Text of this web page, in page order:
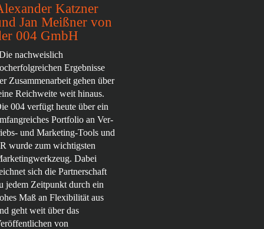
Katzner
Jan Meißner von
004 GmbH
nachweislich
Ergebnisse
Zusammenarbeit gehen über
Reichweite weit hinaus.
004 verfügt heute über ein
Portfolio an Ver-
und Marketing-Tools und
wurde zum wichtigsten
Dabei
sich die Partnerschaft
jedem Zeitpunkt durch ein
Maß an Flexibilität aus
geht weit über das
von